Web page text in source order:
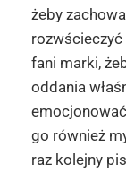
żeby
fani marki,
oddania
go również
raz kolejny